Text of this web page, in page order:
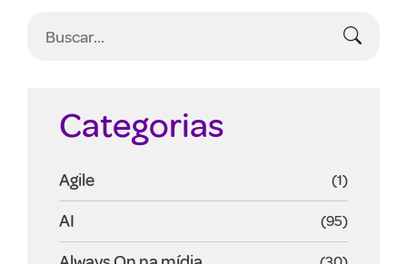
Categorias
Agile (1)
AI (95)